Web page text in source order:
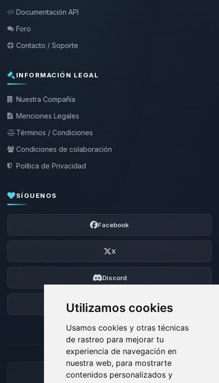
Utilizamos cookies
Usamos cookies y otras técnicas
de rastreo para mejorar tu
experiencia de navegación en
nuestra web, para mostrarte
contenidos personalizados y
Documentación API
Foro
Contacto / Soporte
INFORMACIÓN LEGAL
Nuestra Compañía
Menciones Legales
Términos / Condiciones
Condiciones de colaboración
Política de Privacidad
SÍGUENOS
Facebook
X
Discord
Foro
MÉTODOS DE PAGO ACEPTADOS